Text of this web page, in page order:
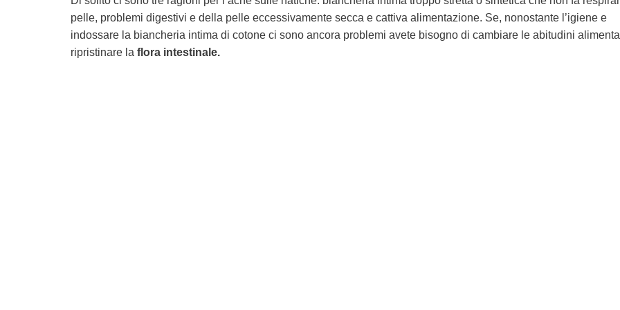
pelle, problemi digestivi e della pelle eccessivamente secca e cattiva alimentazione. Se, nonostante l’igiene e
indossare la biancheria intima di cotone ci sono ancora problemi avete bisogno di cambiare le abitudini
ripristinare la flora intestinale.